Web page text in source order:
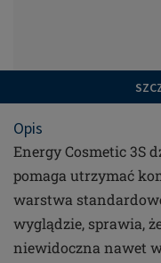
Opis
Energy Cosmetic 3S
pomaga utrzymać
warstwa
wyglądzie, sprawia,
niewidoczna nawet